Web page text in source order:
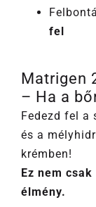
fel
Matrigen
– Ha a
Fedezd fel a
és a
krémben!
Ez nem
élmény.